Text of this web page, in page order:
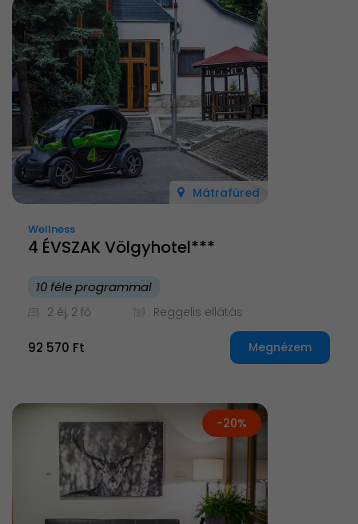
Mátrafüred
Wellness
4 ÉVSZAK Völgyhotel***
10 féle programmal
2 éj, 2 fő Reggelis ellátás
92 570 Ft Megnézem
-20%